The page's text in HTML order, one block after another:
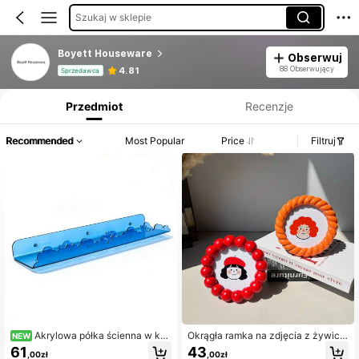
Szukaj w sklepie
Boyett Houseware
Sprzedawca 4.81
Obserwuj
88 Obserwujący
Przedmiot Recenzje
Recommended Most Popular Price Filtruj
NEW Akrylowa półka ścienna w ksz
tałcie niebieskiej chmury z dekorac
61 ,00zł
Okrągła ramka na zdjęcia z żywicy,
pasuje do zdjęć kwadratowych o w
43 ,00zł